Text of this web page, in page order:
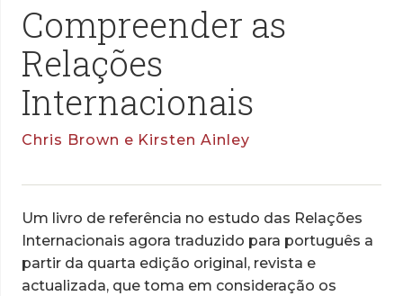
Compreender as
Relações
Internacionais
Chris Brown e Kirsten Ainley
Um livro de referência no estudo das Relações
Internacionais agora traduzido para português a
partir da quarta edição original, revista e
actualizada, que toma em consideração os